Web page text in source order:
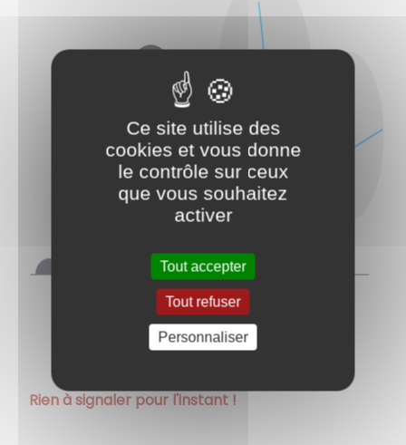
Rien à signaler pour l'instant !
Ce site utilise des
cookies et vous donne
le contrôle sur ceux
que vous souhaitez
activer
Tout accepter
Tout refuser
Personnaliser